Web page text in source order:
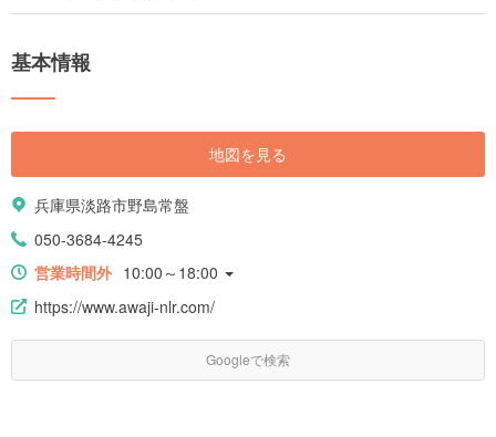
基本情報
地図を見る
兵庫県淡路市野島常盤
050-3684-4245
営業時間外 10:00～18:00
https://www.awaji-nlr.com/
Googleで検索